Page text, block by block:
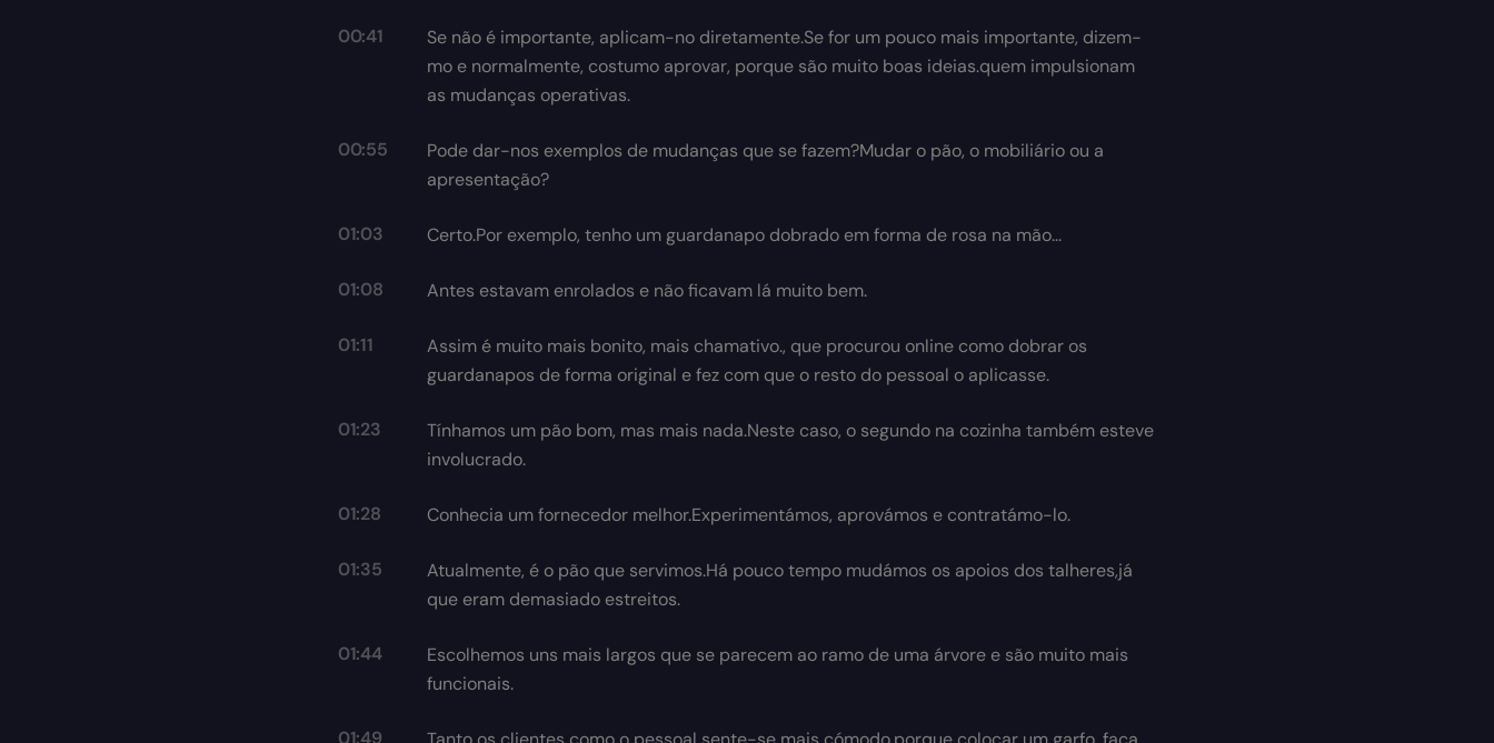
00:41
Se não é importante, aplicam-no diretamente.Se for um pouco mais importante, dizem-
mo e normalmente, costumo aprovar, porque são muito boas ideias.quem impulsionam
as mudanças operativas.
00:55
Pode dar-nos exemplos de mudanças que se fazem?Mudar o pão, o mobiliário ou a
apresentação?
01:03 Certo.Por exemplo, tenho um guardanapo dobrado em forma de rosa na mão...
01:08 Antes estavam enrolados e não ficavam lá muito bem.
01:11
Assim é muito mais bonito, mais chamativo., que procurou online como dobrar os
guardanapos de forma original e fez com que o resto do pessoal o aplicasse.
01:23
Tínhamos um pão bom, mas mais nada.Neste caso, o segundo na cozinha também esteve
involucrado.
01:28 Conhecia um fornecedor melhor.Experimentámos, aprovámos e contratámo-lo.
01:35
Atualmente, é o pão que servimos.Há pouco tempo mudámos os apoios dos talheres,já
que eram demasiado estreitos.
01:44
Escolhemos uns mais largos que se parecem ao ramo de uma árvore e são muito mais
funcionais.
01:49